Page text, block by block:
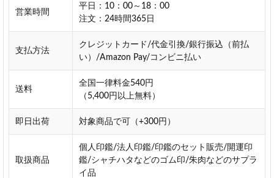
ビ
ュ
個
人
情
報
の
取
り
扱
い
に
営業時間
平日：10：00～18：00
注文：24時間365日
支払方法
クレジットカード/代金引換/銀行振込（前払
い）/Amazon Pay/コンビニ払い
送料
全国一律料金540円
（5,400円以上無料）
即日出荷 対象商品で可（+300円）
取扱商品
個人印鑑/法人印鑑/印鑑のセット販売/開運印
鑑/シャチハタなどのゴム印/朱肉などのサプラ
イ品